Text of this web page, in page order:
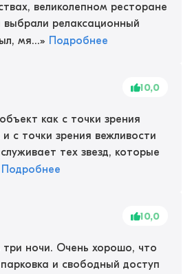
великолепном ресторане
релаксационный
мя...» Подробнее
10,0
как с точки зрения
с точки зрения вежливости
тех звезд, которые
Подробнее
10,0
ночи. Очень хорошо, что
и свободный доступ